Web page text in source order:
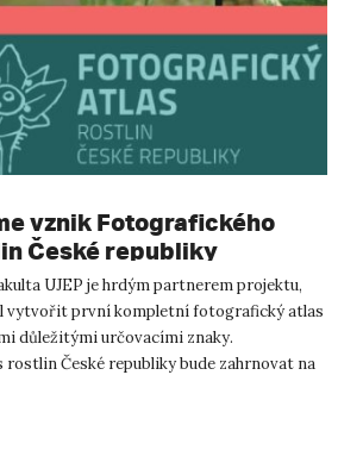
vznik Fotografického
České republiky
UJEP je hrdým partnerem projektu,
vytvořit první kompletní fotografický atlas
důležitými určovacími znaky.
České republiky bude zahrnovat na